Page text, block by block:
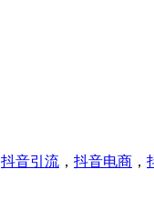
抖音引流 ， 抖音电商 ，